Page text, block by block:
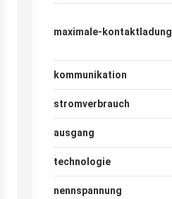
maximale-kontaktladung
kommunikation
stromverbrauch
ausgang
technologie
nennspannung